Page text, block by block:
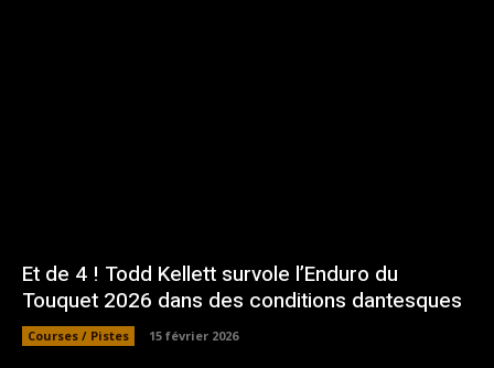
Et de 4 ! Todd Kellett survole l’Enduro du
Touquet 2026 dans des conditions dantesques
Courses / Pistes 15 février 2026